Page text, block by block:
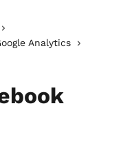
Analytics